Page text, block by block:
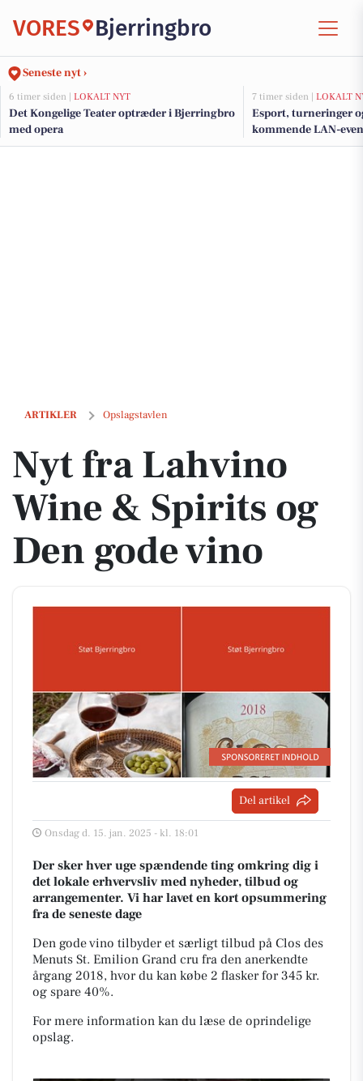
VORES Bjerringbro
Seneste nyt ›
6 timer siden | LOKALT NYT
Det Kongelige Teater optræder i Bjerringbro
med opera
7 timer siden | LOKALT
Esport, turneringer
kommende LAN-
ARTIKLER Opslagstavlen
Nyt fra Lahvino Wine & Spirits og Den gode vino
Nyt fra Lahvino
Wine & Spirits og
Den gode vino
Del artikel
Onsdag d. 15. jan. 2025 - kl. 18:01
Der sker hver uge spændende ting omkring dig i
det lokale erhvervsliv med nyheder, tilbud og
arrangementer. Vi har lavet en kort opsummering
fra de seneste dage
Den gode vino tilbyder et særligt tilbud på Clos des
Menuts St. Emilion Grand cru fra den anerkendte
årgang 2018, hvor du kan købe 2 flasker for 345 kr.
og spare 40%.
For mere information kan du læse de oprindelige
opslag.